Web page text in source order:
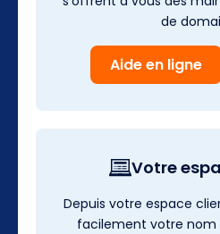
de
Aide en ligne
Votre
Depuis votre espace
facilement votre nom